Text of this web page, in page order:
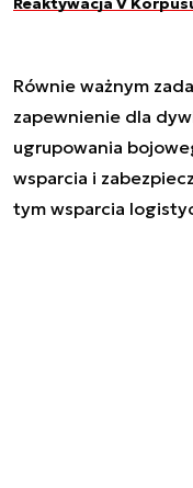
Równie ważnym
zapewnienie dla
ugrupowania
wsparcia i
tym wsparcia